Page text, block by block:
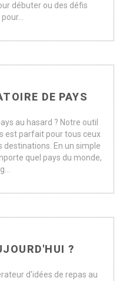
débuter ou des défis
DE PAYS
au hasard ? Notre outil
est parfait pour tous ceux
destinations. En un simple
quel pays du monde,
?
d'idées de repas au